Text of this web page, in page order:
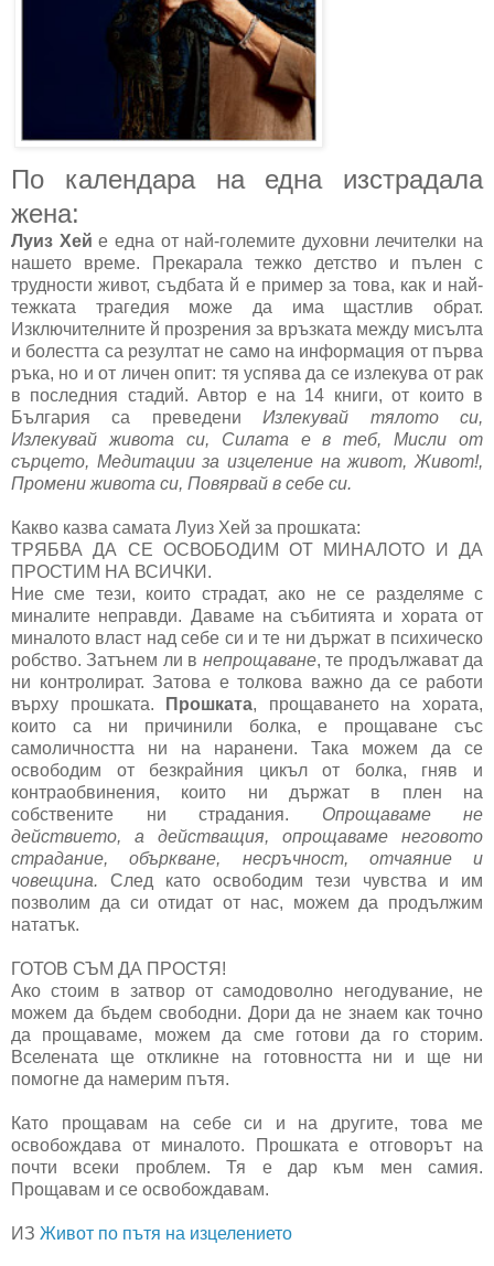
По календарa на една изстрадала
жена:
Луиз Хей е една от най-големите духовни лечителки на
нашето време. Прекарала тежко детство и пълен с
трудности живот, съдбата й е пример за това, как и най-
тежката трагедия може да има щастлив обрат.
Изключителните й прозрения за връзката между мисълта
и болестта са резултат не само на информация от първа
ръка, но и от личен опит: тя успява да се излекува от рак
в последния стадий. Автор е на 14 книги, от които в
България са преведениИзлекувай тялото си,
Излекувай живота си, Силата е в теб, Мисли от
сърцето, Медитации за изцеление на живот, Живот!,
Промени живота си, Повярвай в себе си.
Какво казва самата Луиз Хей за прошката:
ТРЯБВА ДА СЕ ОСВОБОДИМ ОТ МИНАЛОТО И ДА
ПРОСТИМ НА ВСИЧКИ.
Ние сме тези, които страдат, ако не се разделяме с
миналите неправди. Даваме на събитията и хората от
миналото власт над себе си и те ни държат в психическо
робство. Затънем ли в непрощаване, те продължават да
ни контролират. Затова е толкова важно да се работи
върху прошката.
Прошката, прощаването на хората,
които са ни причинили болка, е прощаване със
самоличността ни на наранени. Така можем да се
освободим от безкрайния цикъл от болка, гняв и
контраобвинения, които ни държат в плен на
собствените ни страдания. Опрощаваме не
действието, а действащия, опрощаваме неговото
страдание, объркване, несръчност, отчаяние и
човещина. След като освободим тези чувства и им
позволим да си отидат от нас, можем да продължим
нататък.
ГОТОВ СЪМ ДА ПРОСТЯ!
Ако стоим в затвор от самодоволно негодувание, не
можем да бъдем свободни. Дори да не знаем как точно
да прощаваме, можем да сме готови да го сторим.
Вселената ще откликне на готовността ни и ще ни
помогне да намерим пътя.
Като прощавам на себе си и на другите, това ме
освобождава от миналото. Прошката е отговорът на
почти всеки проблем. Тя е дар към мен самия.
Прощавам и се освобождавам.
ИЗ Живот по пътя на изцелението